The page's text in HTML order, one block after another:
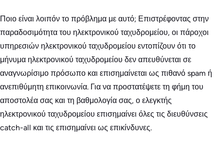
Ποιο είναι λοιπόν το πρόβλημα με αυτό; Επιστρέφοντας στην
παραδοσιμότητα του ηλεκτρονικού ταχυδρομείου, οι πάροχοι
υπηρεσιών ηλεκτρονικού ταχυδρομείου εντοπίζουν ότι το
μήνυμα ηλεκτρονικού ταχυδρομείου δεν απευθύνεται σε
αναγνωρίσιμο πρόσωπο και επισημαίνεται ως πιθανό spam ή
ανεπιθύμητη επικοινωνία. Για να προστατέψετε τη φήμη του
αποστολέα σας και τη βαθμολογία σας, ο ελεγκτής
ηλεκτρονικού ταχυδρομείου επισημαίνει όλες τις διευθύνσεις
catch-all και τις επισημαίνει ως επικίνδυνες.